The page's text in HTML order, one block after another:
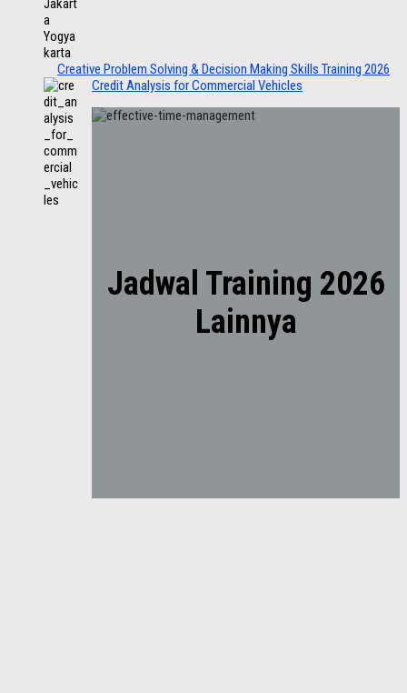
Creative Problem Solving & Decision Making Skills Training 2026
Credit Analysis for Commercial Vehicles
Jadwal Training 2026
Lainnya